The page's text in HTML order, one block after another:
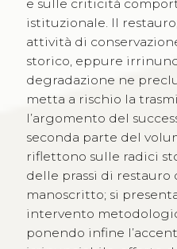
e sulle criticità
istituzionale. Il
attività di
storico, eppure
degradazione ne
metta a rischio la
l’argomento del
seconda parte del
riflettono sulle radici
delle prassi di
manoscritto; si
intervento
ponendo infine